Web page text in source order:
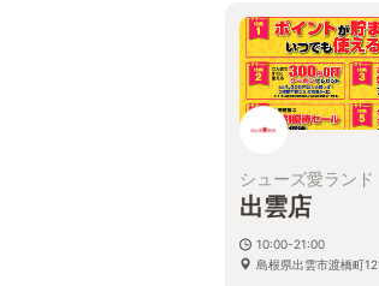
シューズ愛ランド
出雲店
10:00-21:00
島根県出雲市渡橋町